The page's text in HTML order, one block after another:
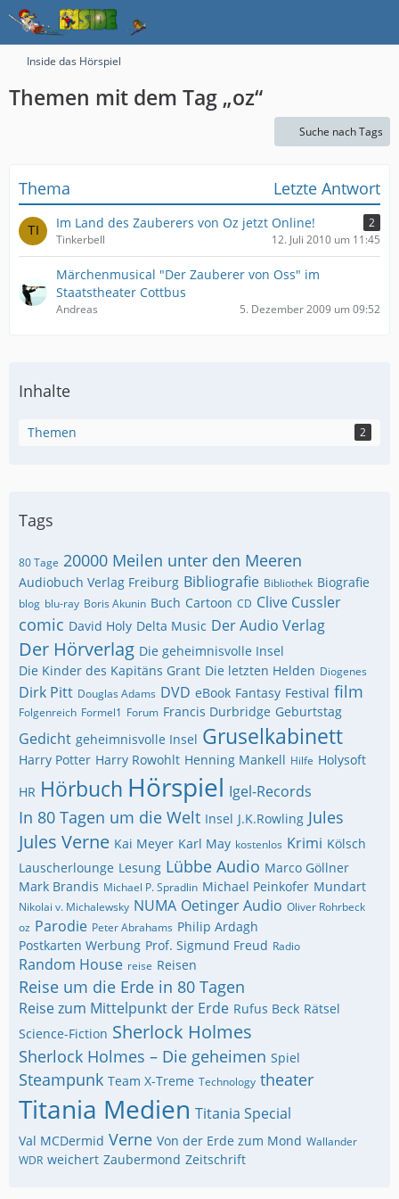
Inside das Hörspiel
Themen mit dem Tag „oz“
Suche nach Tags
Thema Letzte Antwort
Im Land des Zauberers von Oz jetzt Online!
2
Tinkerbell
12. Juli 2010 um 11:45
Märchenmusical "Der Zauberer von Oss" im
Staatstheater Cottbus
Andreas 5. Dezember 2009 um 09:52
Inhalte
Themen 2
Tags
80 Tage 20000 Meilen unter den Meeren
Audiobuch Verlag Freiburg Bibliografie Bibliothek Biografie
blog blu-ray Boris Akunin Buch Cartoon CD Clive Cussler
comic David Holy Delta Music Der Audio Verlag
Der Hörverlag Die geheimnisvolle Insel
Die Kinder des Kapitäns Grant Die letzten Helden Diogenes
Dirk Pitt Douglas Adams DVD eBook Fantasy Festival film
Folgenreich Formel1 Forum Francis Durbridge Geburtstag
Gedicht geheimnisvolle Insel Gruselkabinett
Harry Potter Harry Rowohlt Henning Mankell Hilfe Holysoft
HR Hörbuch Hörspiel Igel-Records
In 80 Tagen um die Welt Insel J.K.Rowling Jules
Jules Verne Kai Meyer Karl May kostenlos Krimi Kölsch
Lauscherlounge Lesung Lübbe Audio Marco Göllner
Mark Brandis Michael P. Spradlin Michael Peinkofer Mundart
Nikolai v. Michalewsky NUMA Oetinger Audio Oliver Rohrbeck
oz Parodie Peter Abrahams Philip Ardagh
Postkarten Werbung Prof. Sigmund Freud Radio
Random House reise Reisen
Reise um die Erde in 80 Tagen
Reise zum Mittelpunkt der Erde Rufus Beck Rätsel
Science-Fiction Sherlock Holmes
Sherlock Holmes – Die geheimen Spiel
Steampunk Team X-Treme Technology theater
Titania Medien Titania Special
Val MCDermid Verne Von der Erde zum Mond Wallander
WDR weichert Zaubermond Zeitschrift